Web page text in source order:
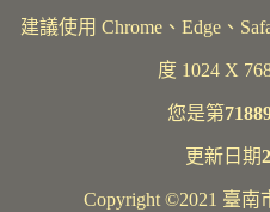
建議使用 Chrome、Edge、
度 1024 X
您是第
更新日期
Copyright ©2021 臺南